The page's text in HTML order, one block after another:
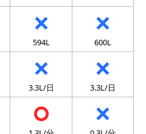
594L 600L
3.3L/日 3.3L/日